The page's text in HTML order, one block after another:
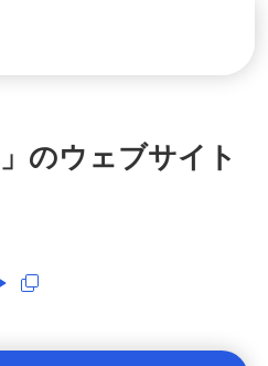
」のウェブサイト